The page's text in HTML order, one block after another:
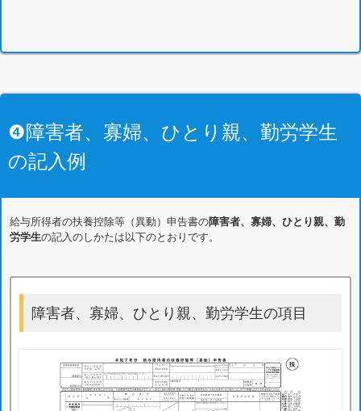
❹障害者、寡婦、ひとり親、勤労学生
の記入例
給与所得者の扶養控除等（異動）申告書の障害者、寡婦、ひとり親、勤
労学生の記入のしかたは以下のとおりです。
障害者、寡婦、ひとり親、勤労学生の項目